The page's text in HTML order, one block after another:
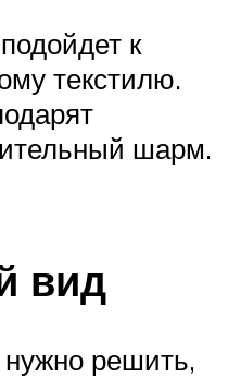
к
текстилю.
шарм.
вид
решить,